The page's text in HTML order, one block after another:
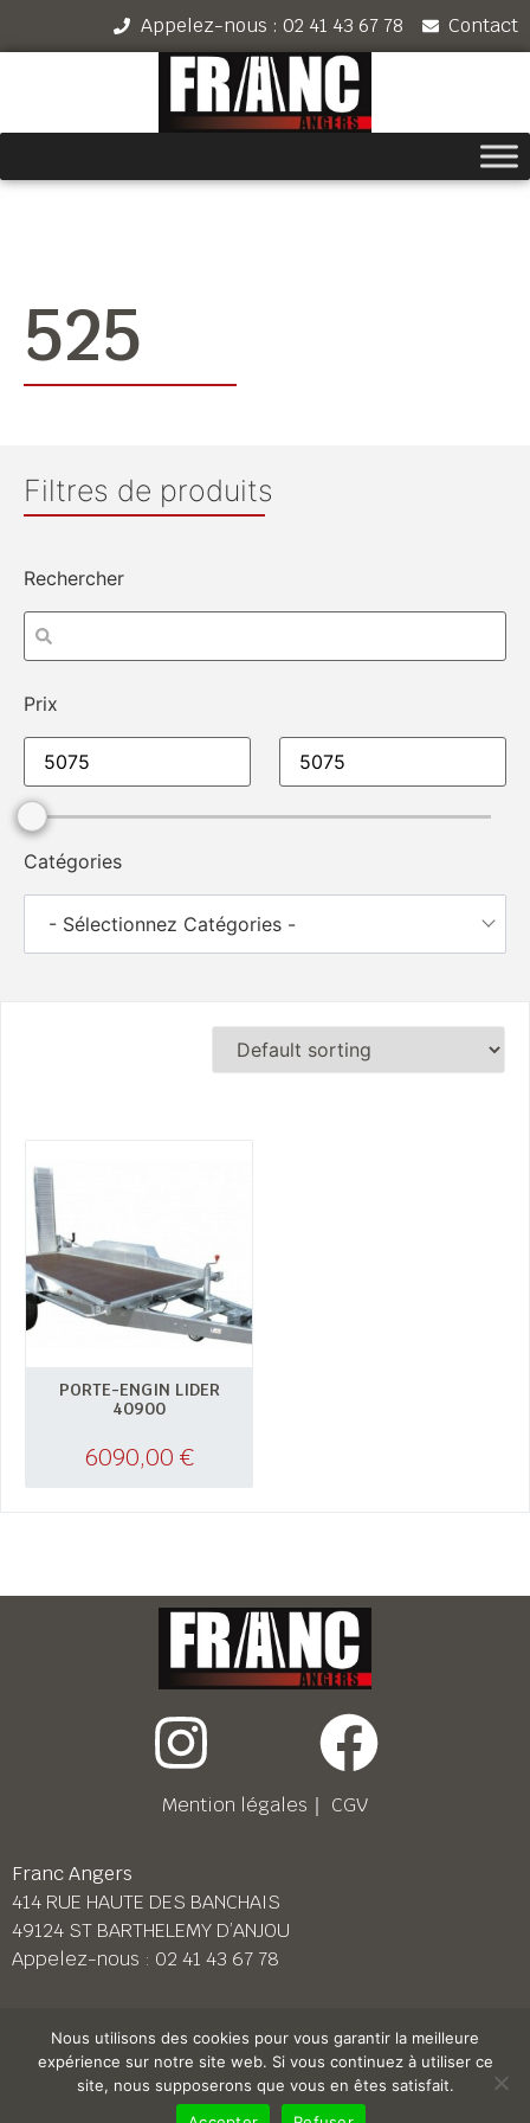
Appelez-nous : 02 41 43 67 78 Contact
525
Filtres de produits
Rechercher
Prix
Catégories
- Sélectionnez Catégories -
PORTE-ENGIN LIDER
40900
6090,00 €
Mention légales ｜ CGV
Franc Angers
414 RUE HAUTE DES BANCHAIS
49124 ST BARTHELEMY D’ANJOU
Appelez-nous : 02 41 43 67 78
Franc Le Mans
158 BD PIERRE LEFAUCHEUX
72230 ARNAGE
02 43 87 38 08
Nous utilisons des cookies pour vous garantir la meilleure
expérience sur notre site web. Si vous continuez à utiliser ce
site, nous supposerons que vous en êtes satisfait.